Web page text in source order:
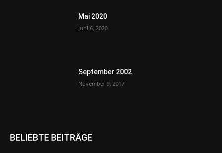
Mai 2020
Juni 6, 2020
September 2002
November 9, 2017
BELIEBTE BEITRÄGE